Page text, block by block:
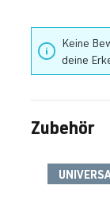
Keine
deine
Produktgalerie
Zubehör